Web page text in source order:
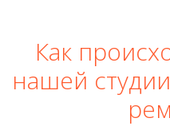
Как
нашей